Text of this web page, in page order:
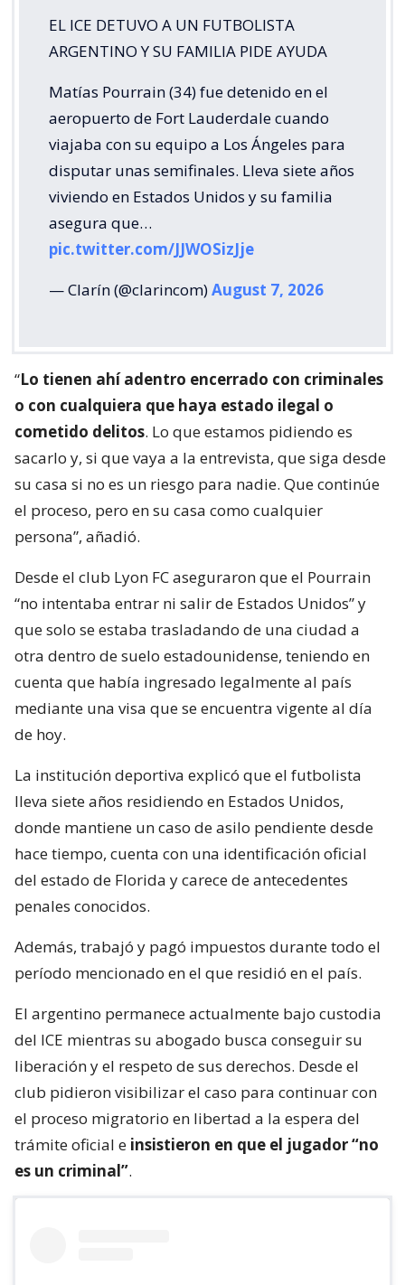
EL ICE DETUVO A UN FUTBOLISTA
ARGENTINO Y SU FAMILIA PIDE AYUDA
Matías Pourrain (34) fue detenido en el
aeropuerto de Fort Lauderdale cuando
viajaba con su equipo a Los Ángeles para
disputar unas semifinales. Lleva siete años
viviendo en Estados Unidos y su familia
asegura que…
pic.twitter.com/JJWOSizJje
— Clarín (@clarincom)August 7, 2026
“Lo tienen ahí adentro encerrado con criminales
o con cualquiera que haya estado ilegal o
cometido delitos. Lo que estamos pidiendo es
sacarlo y, si que vaya a la entrevista, que siga desde
su casa si no es un riesgo para nadie. Que continúe
el proceso, pero en su casa como cualquier
persona”, añadió.
Desde el club Lyon FC aseguraron que el Pourrain
“no intentaba entrar ni salir de Estados Unidos” y
que solo se estaba trasladando de una ciudad a
otra dentro de suelo estadounidense, teniendo en
cuenta que había ingresado legalmente al país
mediante una visa que se encuentra vigente al día
de hoy.
La institución deportiva explicó que el futbolista
lleva siete años residiendo en Estados Unidos,
donde mantiene un caso de asilo pendiente desde
hace tiempo, cuenta con una identificación oficial
del estado de Florida y carece de antecedentes
penales conocidos.
Además, trabajó y pagó impuestos durante todo el
período mencionado en el que residió en el país.
El argentino permanece actualmente bajo custodia
del ICE mientras su abogado busca conseguir su
liberación y el respeto de sus derechos. Desde el
club pidieron visibilizar el caso para continuar con
el proceso migratorio en libertad a la espera del
trámite oficial e insistieron en que el jugador “no
es un criminal”.